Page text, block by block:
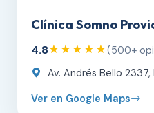
Clínica Somno
4.8★★★★★(500+
Av. Andrés Bello
Ver en Google Maps